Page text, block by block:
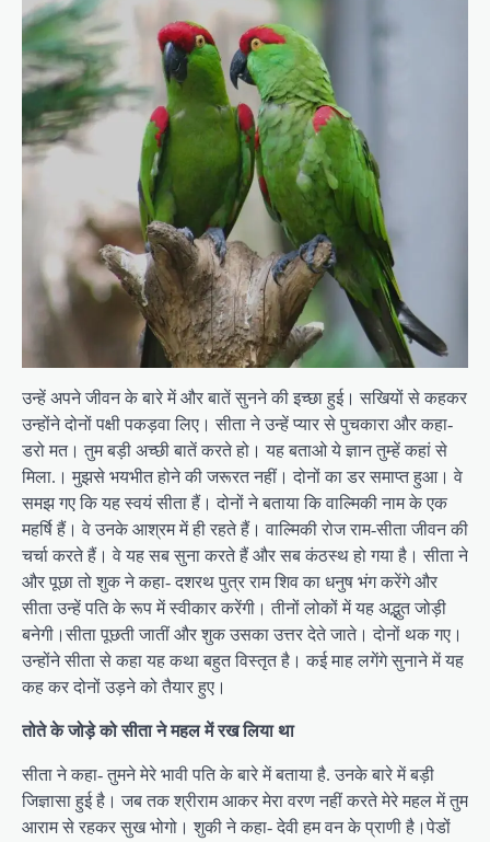
उन्हें अपने जीवन के बारे में और बातें सुनने की इच्छा हुई। सखियों से कहकर
उन्होंने दोनों पक्षी पकड़वा लिए। सीता ने उन्हें प्यार से पुचकारा और कहा-
डरो मत। तुम बड़ी अच्छी बातें करते हो। यह बताओ ये ज्ञान तुम्हें कहां से
मिला.। मुझसे भयभीत होने की जरूरत नहीं। दोनों का डर समाप्त हुआ। वे
समझ गए कि यह स्वयं सीता हैं। दोनों ने बताया कि वाल्मिकी नाम के एक
महर्षि हैं। वे उनके आश्रम में ही रहते हैं। वाल्मिकी रोज राम-सीता जीवन की
चर्चा करते हैं। वे यह सब सुना करते हैं और सब कंठस्थ हो गया है। सीता ने
और पूछा तो शुक ने कहा- दशरथ पुत्र राम शिव का धनुष भंग करेंगे और
सीता उन्हें पति के रूप में स्वीकार करेंगी। तीनों लोकों में यह अद्भुत जोड़ी
बनेगी।सीता पूछती जातीं और शुक उसका उत्तर देते जाते। दोनों थक गए।
उन्होंने सीता से कहा यह कथा बहुत विस्तृत है। कई माह लगेंगे सुनाने में यह
कह कर दोनों उड़ने को तैयार हुए।
तोते के जोड़े को सीता ने महल में रख लिया था
सीता ने कहा- तुमने मेरे भावी पति के बारे में बताया है. उनके बारे में बड़ी
जिज्ञासा हुई है। जब तक श्रीराम आकर मेरा वरण नहीं करते मेरे महल में तुम
आराम से रहकर सुख भोगो। शुकी ने कहा- देवी हम वन के प्राणी है।पेडों